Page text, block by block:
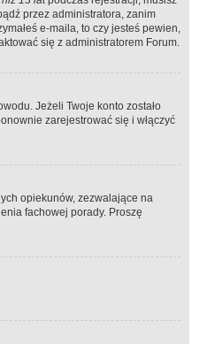
przez administratora, zanim
e-maila, to czy jesteś pewien,
się z administratorem Forum.
Jeżeli Twoje konto zostało
zarejestrować się i włączyć
opiekunów, zezwalające na
fachowej porady. Proszę